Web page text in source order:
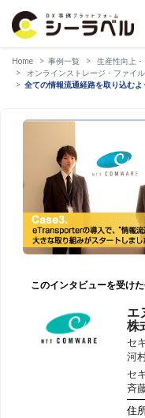
Home 事例一覧 生産性向上
オンラインストレージ・ファイ
全ての情報流通経路を取り込む
このインタビューを受け
エ
株
セ
河
セ
斉
住